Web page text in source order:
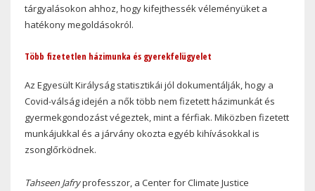
tárgyalásokon ahhoz, hogy kifejthessék véleményüket a
hatékony megoldásokról.
Több fizetetlen házimunka és gyerekfelügyelet
Az Egyesült Királyság statisztikái jól dokumentálják, hogy a
Covid-válság idején a nők több nem fizetett házimunkát és
gyermekgondozást végeztek, mint a férfiak. Miközben fizetett
munkájukkal és a járvány okozta egyéb kihívásokkal is
zsonglőrködnek.
Tahseen Jafryprofesszor, a Center for Climate Justice